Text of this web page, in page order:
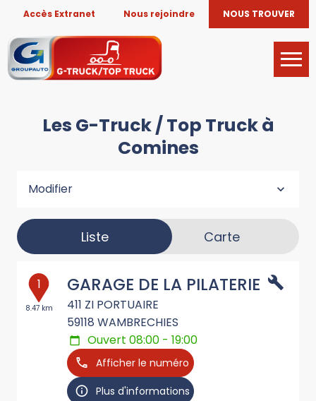
Accès Extranet Nous rejoindre NOUS TROUVER
Les G-Truck / Top Truck à
Comines
Modifier
Liste Carte
1
8.47 km
GARAGE DE LA PILATERIE
411 ZI PORTUAIRE
59118 WAMBRECHIES
Ouvert 08:00 - 19:00
Afficher le numéro
Plus d'informations